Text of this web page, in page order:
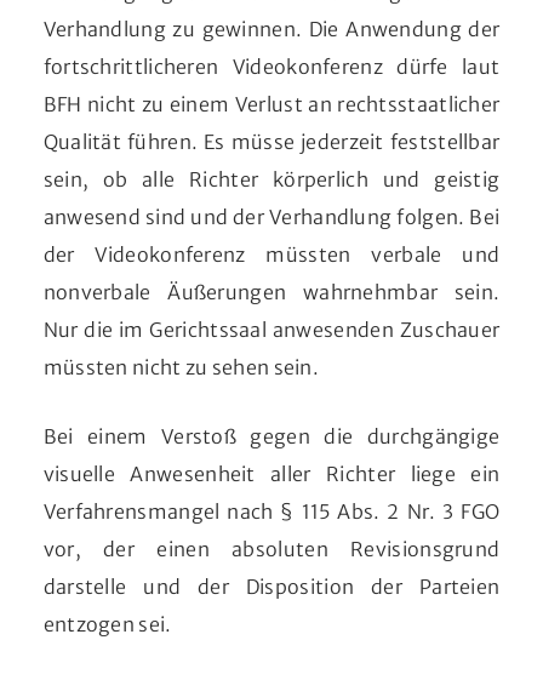
Verhandlung zu gewinnen. Die Anwendung der
fortschrittlicheren Videokonferenz dürfe laut
BFH nicht zu einem Verlust an rechtsstaatlicher
Qualität führen. Es müsse jederzeit feststellbar
sein, ob alle Richter körperlich und geistig
anwesend sind und der Verhandlung folgen. Bei
der Videokonferenz müssten verbale und
nonverbale Äußerungen wahrnehmbar sein.
Nur die im Gerichtssaal anwesenden Zuschauer
müssten nicht zu sehen sein.
Bei einem Verstoß gegen die durchgängige
visuelle Anwesenheit aller Richter liege ein
Verfahrensmangel nach § 115 Abs. 2 Nr. 3 FGO
vor, der einen absoluten Revisionsgrund
darstelle und der Disposition der Parteien
entzogen sei.